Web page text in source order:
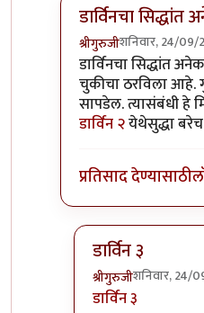
डार्विनचा सिद्धांत
श्रीगुरुजीशनिवार, 24/09/
In reply toडार्विनची
डार्विनचा सिद्धांत
चुकीचा ठरविला
सापडेल. त्यासंबंधी हे
डार्विन २येथेसुद्धा
प्रतिसाद देण्यासाठी
डार्विन ३
श्रीगुरुजीशनिवार, 24/
In reply to
डार्विन ३